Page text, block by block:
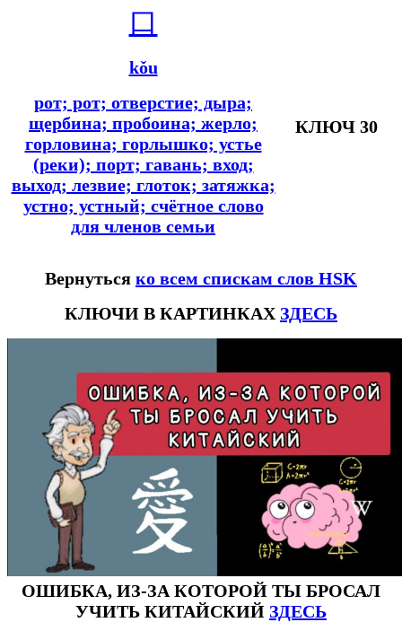
口
kǒu
рот; рот; отверстие; дыра;
щербина; пробоина; жерло;
горловина; горлышко; устье
(реки); порт; гавань; вход;
выход; лезвие; глоток; затяжка;
устно; устный; счётное слово
для членов семьи
КЛЮЧ 30
Вернуться ко всем спискам слов HSK
КЛЮЧИ В КАРТИНКАХ ЗДЕСЬ
ОШИБКА, ИЗ-ЗА КОТОРОЙ ТЫ БРОСАЛ
УЧИТЬ КИТАЙСКИЙ ЗДЕСЬ